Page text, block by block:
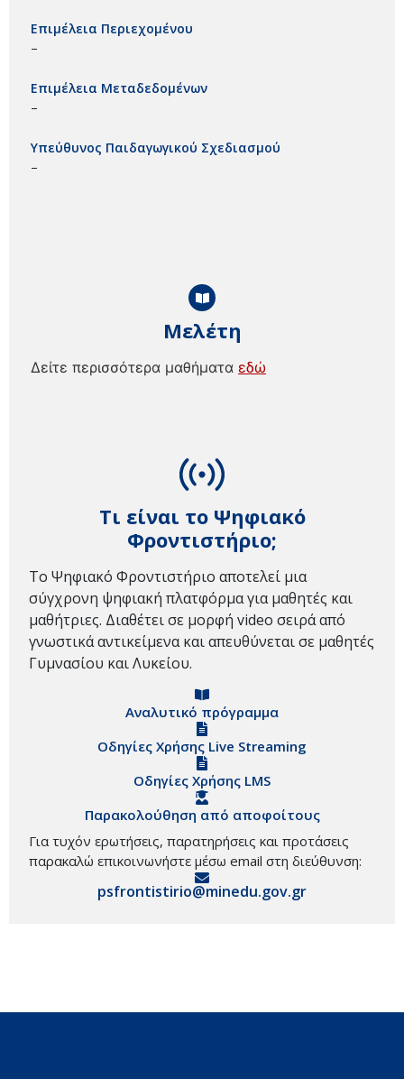
Τι είναι το Ψηφιακό
Φροντιστήριο;
Το Ψηφιακό Φροντιστήριο αποτελεί μια
σύγχρονη ψηφιακή πλατφόρμα για μαθητές και
μαθήτριες. Διαθέτει σε μορφή video σειρά από
γνωστικά αντικείμενα και απευθύνεται σε μαθητές
Γυμνασίου και Λυκείου.
Αναλυτικό πρόγραμμα
Οδηγίες Χρήσης Live Streaming
Οδηγίες Χρήσης LMS
Παρακολούθηση από αποφοίτους
Για τυχόν ερωτήσεις, παρατηρήσεις και προτάσεις
παρακαλώ επικοινωνήστε μέσω email στη διεύθυνση:
psfrontistirio@minedu.gov.gr
Μελέτη
Δείτε περισσότερα μαθήματα εδώ
Επιμέλεια Περιεχομένου
–
Επιμέλεια Μεταδεδομένων
–
Υπεύθυνος Παιδαγωγικού Σχεδιασμού
–